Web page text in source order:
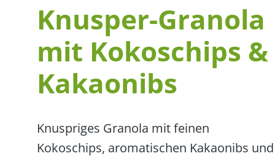
Knusper-Granola
mit Kokoschips &
Kakaonibs
Knuspriges Granola mit feinen
Kokoschips, aromatischen Kakaonibs und